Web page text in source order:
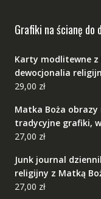
Grafiki na ścianę do
Karty modlitewne z
dewocjonalia
29,00 zł
Matka Boża
tradycyjne grafiki,
27,00 zł
Junk journal
religijny z Matką
27,00 zł